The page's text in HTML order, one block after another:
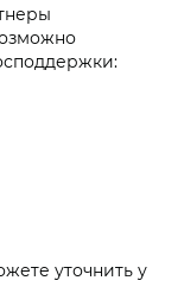
уточнить у